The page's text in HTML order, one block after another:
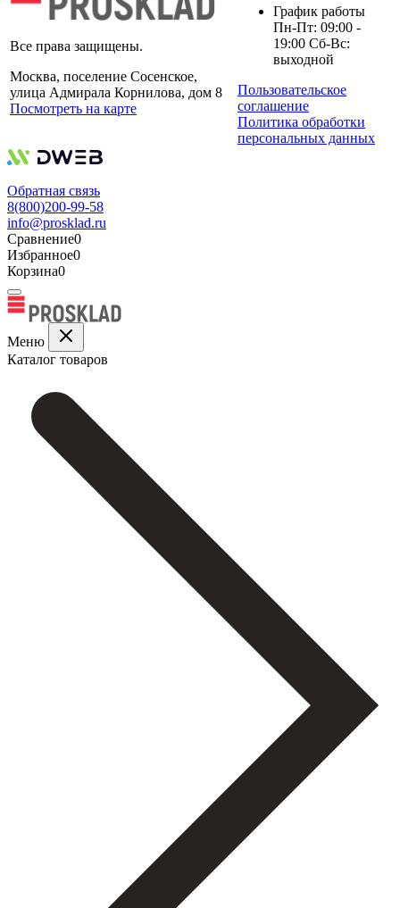
Все права защищены.
Москва, поселение Сосенское,
улица Адмирала Корнилова, дом 8
Посмотреть на карте
График работы
Пн-Пт: 09:00 -
19:00 Сб-Вс:
выходной
Пользовательское
соглашение
Политика обработки
персональных данных
Обратная связь
8(800)200-99-58
info@prosklad.ru
Сравнение0
Избранное0
Корзина0
Меню
Каталог товаров